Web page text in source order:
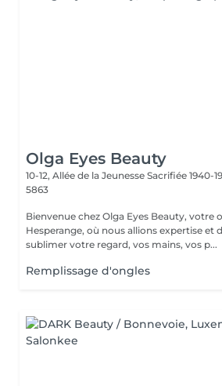
Olga Eyes Beauty
10-12, Allée de la Jeunesse Sacrifiée 1940-
5863
Bienvenue chez Olga Eyes Beauty, votre
Hesperange, où nous allions expertise et
sublimer votre regard, vos mains, vos p...
Remplissage d'ongles